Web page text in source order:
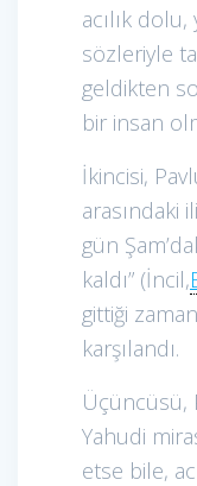
acılık
sözleriyle
geldikten
bir insan
İkincisi,
arasındaki
gün
kaldı” (İncil,
gittiği
karşılandı.
Üçüncüsü,
Yahudi
etse bile,